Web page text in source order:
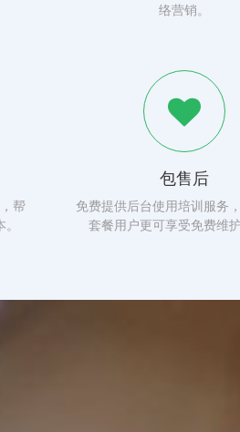
络营销。
帮
包售后
免费提供后台使用培训服务
套餐用户更可享受免费维护